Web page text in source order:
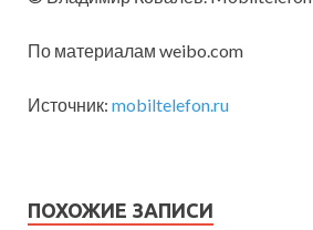
По материалам weibo.com
Источник: mobiltelefon.ru
ПОХОЖИЕ ЗАПИСИ